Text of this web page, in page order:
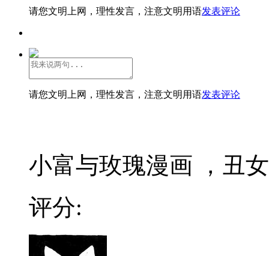
请您文明上网，理性发言，注意文明用语发表评论
请您文明上网，理性发言，注意文明用语发表评论
小富与玫瑰漫画 ，丑
评分: